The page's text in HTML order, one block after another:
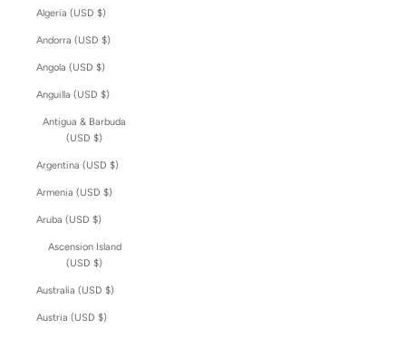
Algeria (USD $)
Andorra (USD $)
Angola (USD $)
Anguilla (USD $)
Antigua & Barbuda
(USD $)
Argentina (USD $)
Armenia (USD $)
Aruba (USD $)
Ascension Island
(USD $)
Australia (USD $)
Austria (USD $)